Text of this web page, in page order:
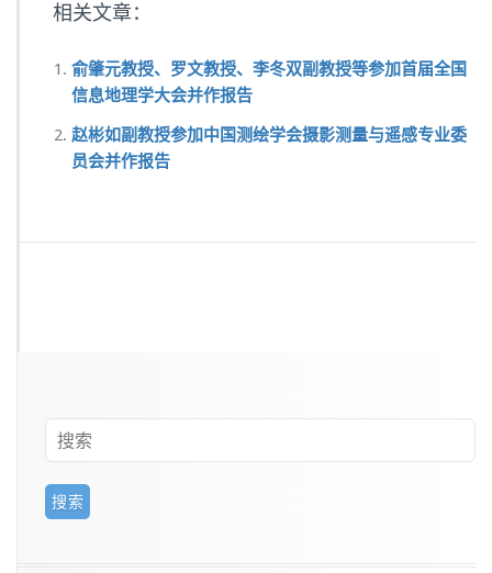
相关文章：
俞肇元教授、罗文教授、李冬双副教授等参加首届全国
信息地理学大会并作报告
赵彬如副教授参加中国测绘学会摄影测量与遥感专业委
员会并作报告